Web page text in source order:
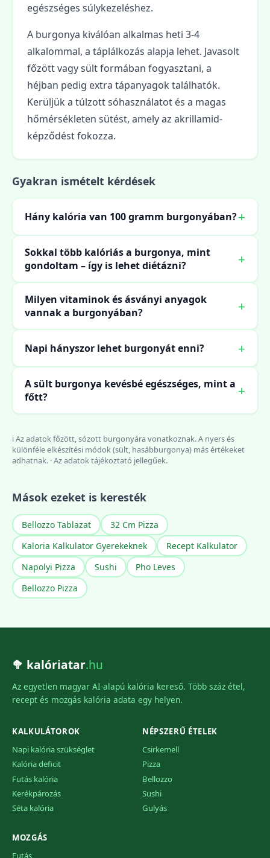
egészséges súlykezeléshez.
A burgonya kiválóan alkalmas heti 3-4
alkalommal, a táplálkozás alapja lehet. Javasolt
főzött vagy sült formában fogyasztani, a
héjban pedig extra tápanyagok találhatók.
Kerüljük a túlzott sóhasználatot és a magas
hőmérsékleten sütést, amely az akrillamid-
képződést fokozza.
Gyakran ismételt kérdések
Hány kalória van 100 gramm burgonyában?
Sokkal több kalóriás a burgonya, mint
gondoltam – így is lehet diétázni?
Milyen vitaminok és ásványi anyagok
vannak a burgonyában?
Napi hányszor lehet burgonyát enni?
A sült burgonya kevésbé egészséges, mint a
főtt?
ℹ️ Az adatok főzött, sózott burgonyára vonatkoznak. A nyers és
különféle elkészítési módok (sült, hasábburgonya) más értékeket
adhatnak. · Az adatok tájékoztató jellegűek.
Mások ezeket is keresték
Bellozzo Tablazat
32 Cm Pizza
Kaloria Kalkulator Gyerekeknek
Recept Kalkulator
Napolyi Pizza
Sushi
Pho Leves
Bellozzo Pizza
🥦 kalóriatar.hu
Az egyetlen magyar AI-alapú kalória kereső. Több száz étel,
recept és mozgás kalória adata egy helyen.
KALKULÁTOROK
Napi kalória szükséglet
Kalória deficit
Futás kalória
Kerékpározás
Séta kalória
NÉPSZERŰ ÉTELEK
Csirkemell
Pizza
Bellozzo
Sushi
Gulyás
MOZGÁS
Futás